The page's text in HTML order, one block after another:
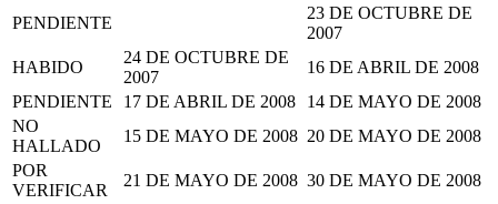
PENDIENTE
23 DE OCTUBRE DE
2007
HABIDO
24 DE OCTUBRE DE
2007
16 DE ABRIL DE 2008
PENDIENTE
17 DE ABRIL DE 2008
14 DE MAYO DE 2008
NO
HALLADO
15 DE MAYO DE 2008 20 DE MAYO DE 2008
POR
VERIFICAR
21 DE MAYO DE 2008 30 DE MAYO DE 2008